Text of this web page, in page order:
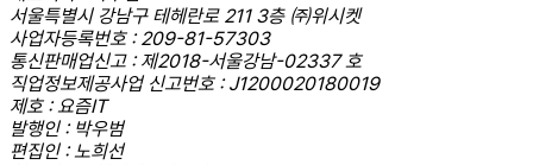
서울특별시 강남구 테헤란로 211 3층 ㈜위시켓
사업자등록번호 : 209-81-57303
통신판매업신고 : 제2018-서울강남-02337 호
직업정보제공사업 신고번호 : J1200020180019
제호 : 요즘IT
발행인 : 박우범
편집인 : 노희선